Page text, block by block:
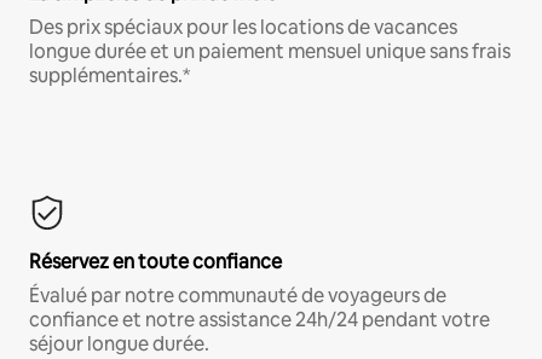
Des prix spéciaux pour les locations de vacances
longue durée et un paiement mensuel unique sans frais
supplémentaires.*
Réservez en toute confiance
Évalué par notre communauté de voyageurs de
confiance et notre assistance 24h/24 pendant votre
séjour longue durée.